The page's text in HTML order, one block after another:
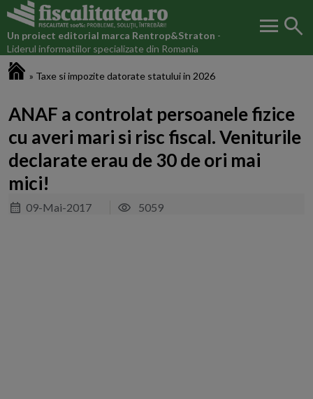
Un proiect editorial marca Rentrop&Straton -
Liderul informatiilor specializate din Romania
menu search
» Taxe si impozite datorate statului in 2026
ANAF a controlat persoanele fizice
cu averi mari si risc fiscal. Veniturile
declarate erau de 30 de ori mai
mici!
09-Mai-2017 5059